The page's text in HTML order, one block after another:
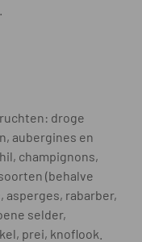
droge
aubergines en
champignons,
(behalve
asperges, rabarber,
selder,
prei, knoflook.